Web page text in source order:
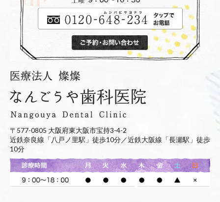
〒577-0805 大阪府東大阪市宝持3-4-2
近鉄奈良線「八戸ノ里駅」徒歩10分／近鉄大阪線「長瀬駅」徒歩
10分